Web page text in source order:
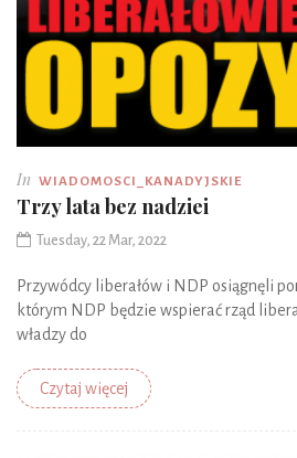
In WIADOMOSCI_KANADYJSKIE
Trzy lata bez nadziei
Tuesday, 22 Mar, 2022
Przywódcy liberałów i NDP osiągnęli
którym NDP będzie wspierać rząd
władzy do
Czytaj więcej